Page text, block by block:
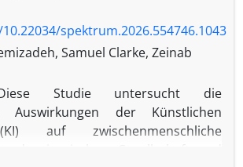
spektrum.2026.554746.1043
Samuel Clarke, Zeinab
Studie untersucht die
Auswirkungen der Künstlichen
auf zwischenmenschliche
der iranischen Gesellschaft und